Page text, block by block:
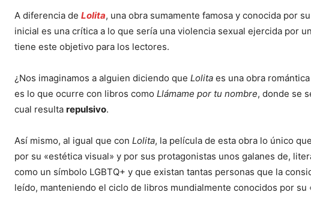
A diferencia de Lolita, una obra sumamente famosa y conocida por
inicial es una crítica a lo que sería una violencia sexual ejercida por
tiene este objetivo para los lectores.
¿Nos imaginamos a alguien diciendo que Lolita es una obra
es lo que ocurre con libros como Llámame por tu nombre, donde se
cual resulta repulsivo.
Así mismo, al igual que con Lolita, la película de esta obra lo único
por su «estética visual» y por sus protagonistas unos galanes de,
como un símbolo LGBTQ+ y que existan tantas personas que la
leído, manteniendo el ciclo de libros mundialmente conocidos por su